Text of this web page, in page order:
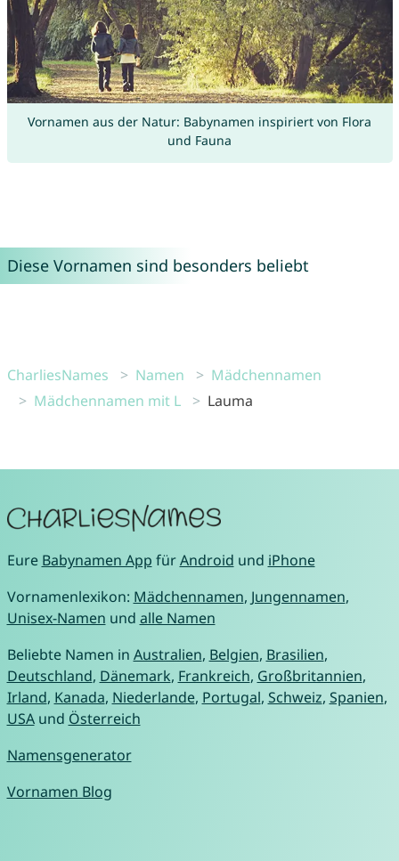
Vornamen aus der Natur: Babynamen inspiriert von Flora
und Fauna
Diese Vornamen sind besonders beliebt
CharliesNames Namen
Mädchennamen
Mädchennamen mit L
Lauma
Eure Babynamen App fürAndroid und iPhone
Vornamenlexikon: Mädchennamen, Jungennamen,
Unisex-Namen und alle Namen
Beliebte Namen in Australien, Belgien, Brasilien,
Deutschland, Dänemark, Frankreich, Großbritannien,
Irland, Kanada, Niederlande, Portugal, Schweiz, Spanien,
USAund Österreich
Namensgenerator
Vornamen Blog